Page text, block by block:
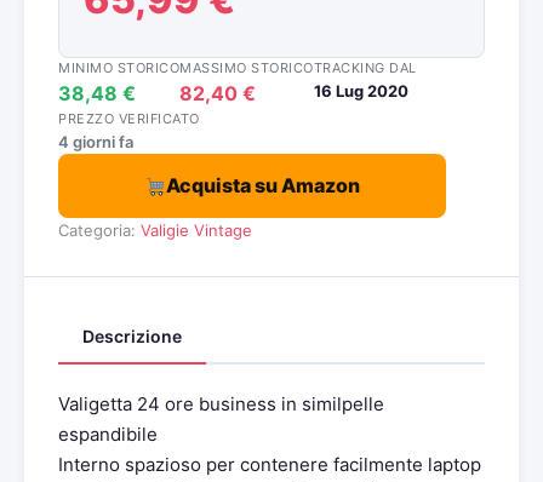
MINIMO STORICO
38,48 €
MASSIMO STORICO
82,40 €
TRACKING DAL
16 Lug 2020
PREZZO VERIFICATO
4 giorni fa
Acquista su Amazon
Categoria: Valigie Vintage
Descrizione
Valigetta 24 ore business in similpelle
espandibile
Interno spazioso per contenere facilmente laptop